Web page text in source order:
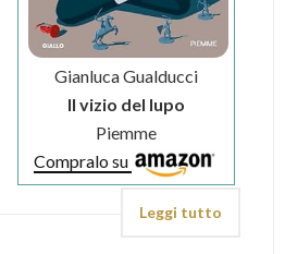
Gianluca Gualducci
Il vizio del lupo
Piemme
Compralo su
Leggi tutto